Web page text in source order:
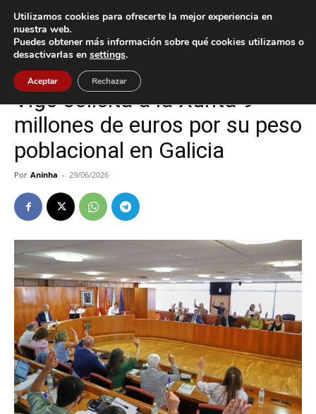
Inicio Política
Política Vigo
Vigo solicita a la Xunta 9
millones de euros por su peso
poblacional en Galicia
Por Aninha - 29/06/2026
Utilizamos cookies para ofrecerte la mejor experiencia en
nuestra web.
Puedes obtener más información sobre qué cookies utilizamos o
desactivarlas en settings.
Aceptar Rechazar